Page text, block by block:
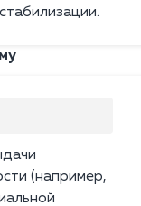
(например,